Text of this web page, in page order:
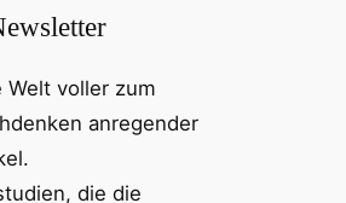
Welt voller zum
anregender
die die